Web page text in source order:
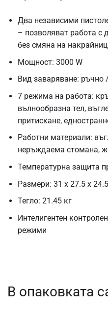
Два независими
– позволяват работа с
без смяна на
Мощност: 3000 W
Вид заваряване: ръчно
7 режима на работа:
вълнообразна тел,
притискане,
Работни материали:
неръждаема стомана,
Температурна защита
Размери: 31 x 27.5 x
Тегло: 21.45 кг
Интелигентен
режими
В опаковката